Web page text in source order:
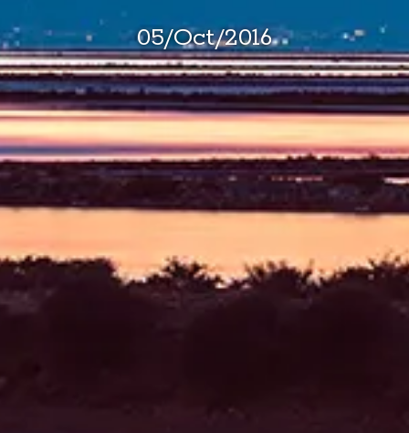
05/Oct/2016